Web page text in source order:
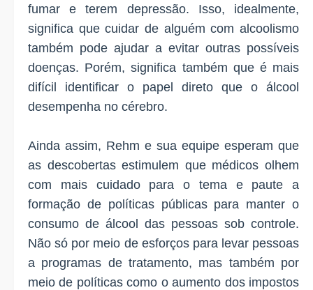
fumar e terem depressão. Isso, idealmente,
significa que cuidar de alguém com alcoolismo
também pode ajudar a evitar outras possíveis
doenças. Porém, significa também que é mais
difícil identificar o papel direto que o álcool
desempenha no cérebro.
Ainda assim, Rehm e sua equipe esperam que
as descobertas estimulem que médicos olhem
com mais cuidado para o tema e paute a
formação de políticas públicas para manter o
consumo de álcool das pessoas sob controle.
Não só por meio de esforços para levar pessoas
a programas de tratamento, mas também por
meio de políticas como o aumento dos impostos